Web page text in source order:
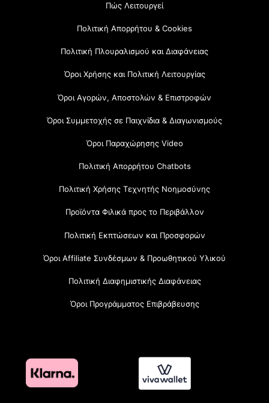
Πώς Λειτουργεί
Πολιτική Απορρήτου & Cookies
Πολιτική Πλουραλισμού και Διαφάνειας
Όροι Χρήσης και Πολιτική Λειτουργίας
Όροι Αγορών, Αποστολών & Επιστροφών
Όροι Συμμετοχής σε Παιχνίδια & Διαγωνισμούς
Όροι Παραχώρησης Video
Πολιτική Απορρήτου Chatbots
Πολιτική Χρήσης Τεχνητής Νοημοσύνης
Προϊόντα Φιλικά προς το Περιβάλλον
Πολιτική Εκπτώσεων και Προσφορών
Όροι Affiliate Συνδέσμων & Προωθητικού Υλικού
Πολιτική Διαφημιστικής Διαφάνειας
Όροι Προγράμματος Επιβράβευσης